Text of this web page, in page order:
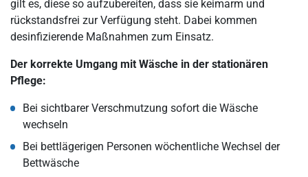
gilt es, diese so aufzubereiten, dass sie keimarm und
rückstandsfrei zur Verfügung steht. Dabei kommen
desinfizierende Maßnahmen zum Einsatz.
Der korrekte Umgang mit Wäsche in der stationären
Pflege:
Bei sichtbarer Verschmutzung sofort die Wäsche
wechseln
Bei bettlägerigen Personen wöchentliche Wechsel der
Bettwäsche